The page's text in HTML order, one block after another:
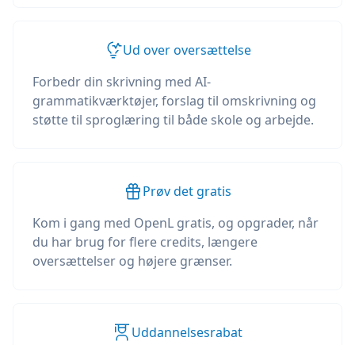
Ud over oversættelse
Forbedr din skrivning med AI-
grammatikværktøjer, forslag til omskrivning og
støtte til sproglæring til både skole og arbejde.
Prøv det gratis
Kom i gang med OpenL gratis, og opgrader, når
du har brug for flere credits, længere
oversættelser og højere grænser.
Uddannelsesrabat